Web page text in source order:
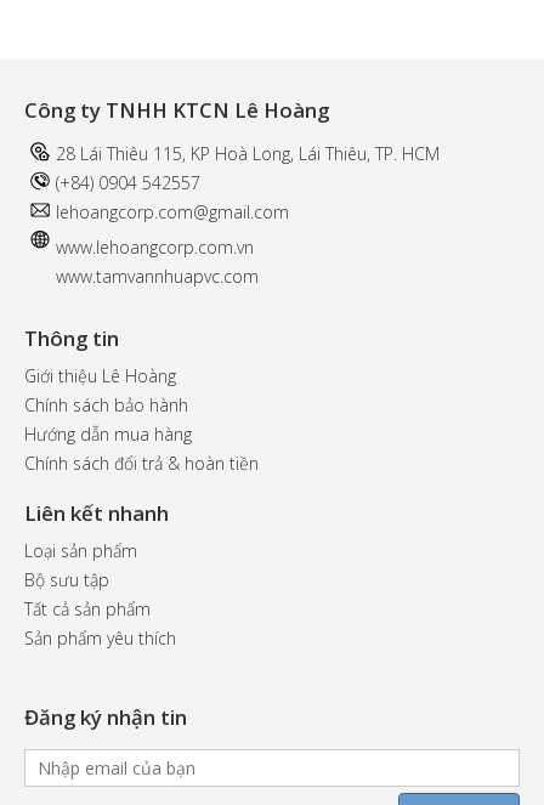
Công ty TNHH KTCN Lê Hoàng
28 Lái Thiêu 115, KP Hoà Long, Lái Thiêu, TP. HCM
(+84) 0904 542557
lehoangcorp.com@gmail.com
www.lehoangcorp.com.vn
www.tamvannhuapvc.com
Thông tin
Giới thiệu Lê Hoàng
Chính sách bảo hành
Hướng dẫn mua hàng
Chính sách đổi trả & hoàn tiền
Liên kết nhanh
Loại sản phẩm
Bộ sưu tập
Tất cả sản phẩm
Sản phẩm yêu thích
Đăng ký nhận tin